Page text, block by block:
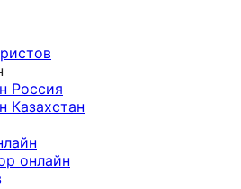
Россия
Казахстан
онлайн